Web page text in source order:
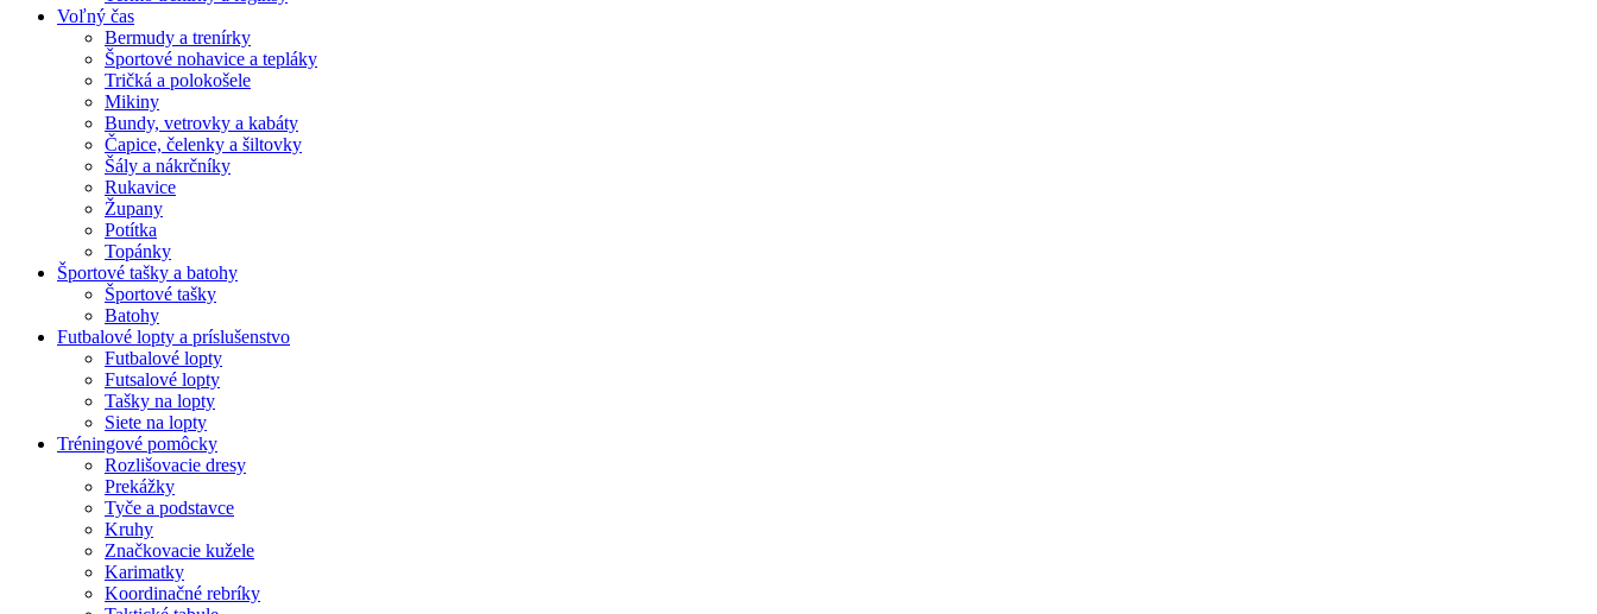
Voľný čas
Bermudy a trenírky
Športové nohavice a tepláky
Tričká a polokošele
Mikiny
Bundy, vetrovky a kabáty
Čapice, čelenky a šiltovky
Šály a nákrčníky
Rukavice
Župany
Potítka
Topánky
Športové tašky a batohy
Športové tašky
Batohy
Futbalové lopty a príslušenstvo
Futbalové lopty
Futsalové lopty
Tašky na lopty
Siete na lopty
Tréningové pomôcky
Rozlišovacie dresy
Prekážky
Tyče a podstavce
Kruhy
Značkovacie kužele
Karimatky
Koordinačné rebríky